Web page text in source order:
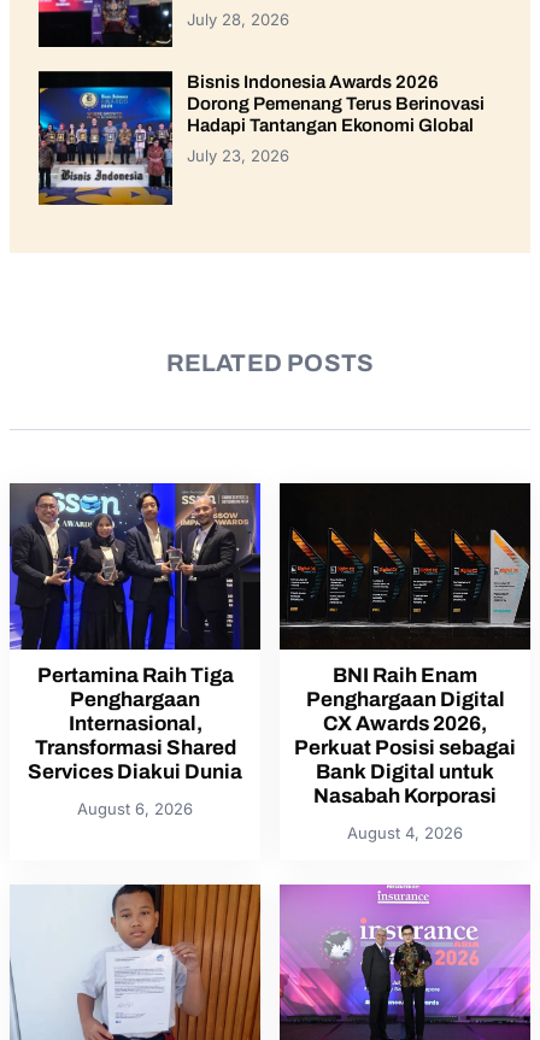
July 28, 2026
Bisnis Indonesia Awards 2026
Dorong Pemenang Terus Berinovasi
Hadapi Tantangan Ekonomi Global
July 23, 2026
RELATED POSTS
Pertamina Raih Tiga
Penghargaan
Internasional,
Transformasi Shared
Services Diakui Dunia
August 6, 2026
BNI Raih Enam
Penghargaan Digital
CX Awards 2026,
Perkuat Posisi sebagai
Bank Digital untuk
Nasabah Korporasi
August 4, 2026